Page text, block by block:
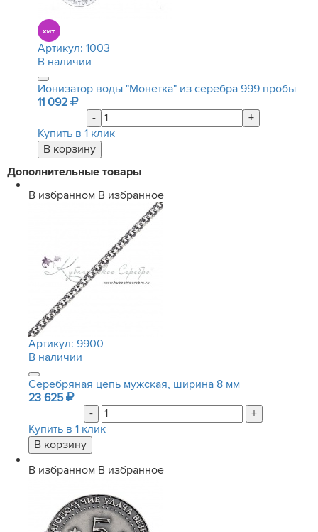
Артикул: 1003
В наличии
Ионизатор воды "Монетка" из серебра 999 пробы
11 092
-
+
Купить в 1 клик
Дополнительные товары
В избранном В избранное
Артикул: 9900
В наличии
Серебряная цепь мужская, ширина 8 мм
23 625
-
+
Купить в 1 клик
В избранном В избранное